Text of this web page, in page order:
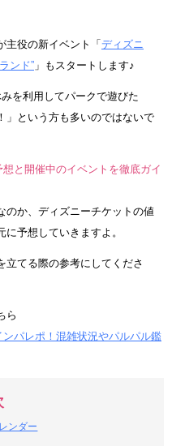
主役の新イベント「 ディズニ
ンド” 」もスタートします♪
を利用してパークで遊びた
」という方も多いのではないで
と開催中のイベントを徹底ガイ
のか、ディズニーチケットの値
予想していきますよ。
立てる際の参考にしてくださ
ら
ンパレポ！混雑状況やパルパル鑑
ンダー